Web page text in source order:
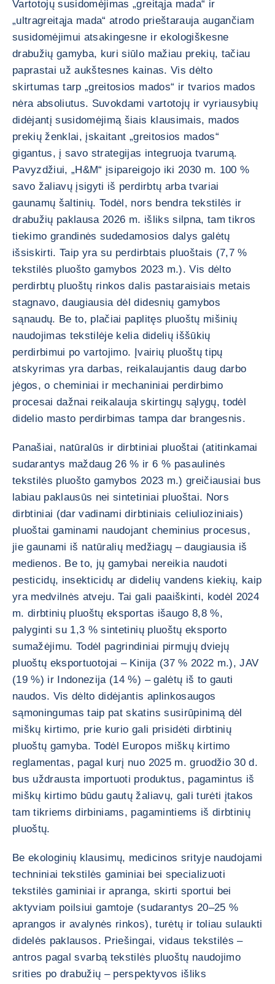
Vartotojų susidomėjimas „greitąja mada“ ir
„ultragreitąja mada“ atrodo prieštarauja augančiam
susidomėjimui atsakingesne ir ekologiškesne
drabužių gamyba, kuri siūlo mažiau prekių, tačiau
paprastai už aukštesnes kainas. Vis dėlto
skirtumas tarp „greitosios mados“ ir tvarios mados
nėra absoliutus. Suvokdami vartotojų ir vyriausybių
didėjantį susidomėjimą šiais klausimais, mados
prekių ženklai, įskaitant „greitosios mados“
gigantus, į savo strategijas integruoja tvarumą.
Pavyzdžiui, „H&M“ įsipareigojo iki 2030 m. 100 %
savo žaliavų įsigyti iš perdirbtų arba tvariai
gaunamų šaltinių. Todėl, nors bendra tekstilės ir
drabužių paklausa 2026 m. išliks silpna, tam tikros
tiekimo grandinės sudedamosios dalys galėtų
išsiskirti. Taip yra su perdirbtais pluoštais (7,7 %
tekstilės pluošto gamybos 2023 m.). Vis dėlto
perdirbtų pluoštų rinkos dalis pastaraisiais metais
stagnavo, daugiausia dėl didesnių gamybos
sąnaudų. Be to, plačiai paplitęs pluoštų mišinių
naudojimas tekstilėje kelia didelių iššūkių
perdirbimui po vartojimo. Įvairių pluoštų tipų
atskyrimas yra darbas, reikalaujantis daug darbo
jėgos, o cheminiai ir mechaniniai perdirbimo
procesai dažnai reikalauja skirtingų sąlygų, todėl
didelio masto perdirbimas tampa dar brangesnis.
Panašiai, natūralūs ir dirbtiniai pluoštai (atitinkamai
sudarantys maždaug 26 % ir 6 % pasaulinės
tekstilės pluošto gamybos 2023 m.) greičiausiai bus
labiau paklausūs nei sintetiniai pluoštai. Nors
dirbtiniai (dar vadinami dirbtiniais celiulioziniais)
pluoštai gaminami naudojant cheminius procesus,
jie gaunami iš natūralių medžiagų – daugiausia iš
medienos. Be to, jų gamybai nereikia naudoti
pesticidų, insekticidų ar didelių vandens kiekių, kaip
yra medvilnės atveju. Tai gali paaiškinti, kodėl 2024
m. dirbtinių pluoštų eksportas išaugo 8,8 %,
palyginti su 1,3 % sintetinių pluoštų eksporto
sumažėjimu. Todėl pagrindiniai pirmųjų dviejų
pluoštų eksportuotojai – Kinija (37 % 2022 m.), JAV
(19 %) ir Indonezija (14 %) – galėtų iš to gauti
naudos. Vis dėlto didėjantis aplinkosaugos
sąmoningumas taip pat skatins susirūpinimą dėl
miškų kirtimo, prie kurio gali prisidėti dirbtinių
pluoštų gamyba. Todėl Europos miškų kirtimo
reglamentas, pagal kurį nuo 2025 m. gruodžio 30 d.
bus uždrausta importuoti produktus, pagamintus iš
miškų kirtimo būdu gautų žaliavų, gali turėti įtakos
tam tikriems dirbiniams, pagamintiems iš dirbtinių
pluoštų.
Be ekologinių klausimų, medicinos srityje naudojami
techniniai tekstilės gaminiai bei specializuoti
tekstilės gaminiai ir apranga, skirti sportui bei
aktyviam poilsiui gamtoje (sudarantys 20–25 %
aprangos ir avalynės rinkos), turėtų ir toliau sulaukti
didelės paklausos. Priešingai, vidaus tekstilės –
antros pagal svarbą tekstilės pluoštų naudojimo
srities po drabužių – perspektyvos išliks